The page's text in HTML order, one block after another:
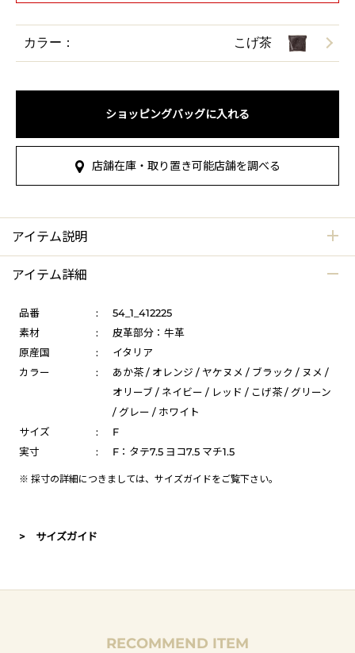
カラー： こげ茶
ショッピングバッグに入れる
店舗在庫・取り置き可能店舗を調べる
アイテム説明
アイテム詳細
品番 :
54_1_412225
素材
:
皮革部分：牛革
原産国
:
イタリア
カラー
:
あか茶 / オレンジ / ヤケヌメ / ブラック / ヌメ /
オリーブ / ネイビー / レッド / こげ茶 / グリーン
/ グレー / ホワイト
サイズ
:
F
実寸
: F：タテ7.5 ヨコ7.5 マチ1.5
※ 採寸の詳細につきましては、 サイズガイドをご覧下さい。
> サイズガイド
RECOMMEND ITEM